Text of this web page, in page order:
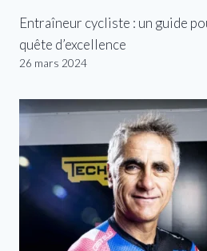
Entraîneur cycliste : un guide
quête d’excellence
26 mars 2024